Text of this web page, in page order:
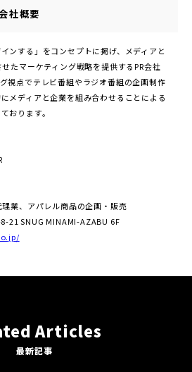
社概要
ンする」をコンセプトに掲げ、メディアと
たマーケティング戦略を提供するPR会社
視点でテレビ番組やラジオ番組の企画制作
メディアと企業を組み合わせることによる
おります。
業、アパレル商品の企画・販売
21 SNUG MINAMI-AZABU 6F
Articles
最新記事